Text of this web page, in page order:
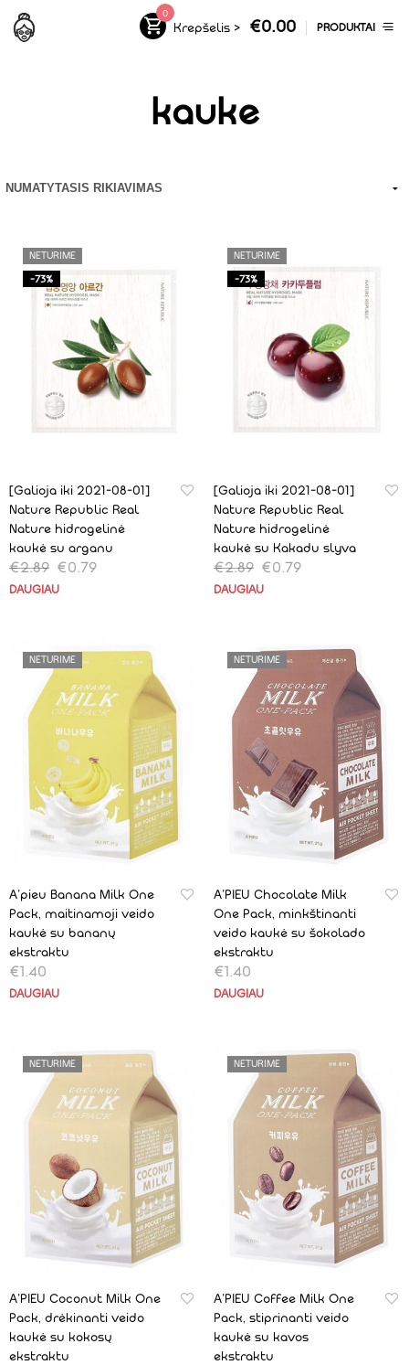
0
Krepšelis > €0.00 PRODUKTAI
kauke
-73%
NETURIME
[Galioja iki 2021-08-01]
Nature Republic Real
Nature hidrogelinė
kaukė su arganu
€2.89 €0.79
DAUGIAU
-73%
NETURIME
[Galioja iki 2021-08-01]
Nature Republic Real
Nature hidrogelinė
kaukė su Kakadu slyva
€2.89 €0.79
DAUGIAU
NETURIME
A’pieu Banana Milk One
Pack, maitinamoji veido
kaukė su bananų
ekstraktu
€1.40
DAUGIAU
NETURIME
A’PIEU Chocolate Milk
One Pack, minkštinanti
veido kaukė su šokolado
ekstraktu
€1.40
DAUGIAU
NETURIME
A’PIEU Coconut Milk One
Pack, drėkinanti veido
kaukė su kokosų
ekstraktu
NETURIME
A’PIEU Coffee Milk One
Pack, stiprinanti veido
kaukė su kavos
ekstraktu